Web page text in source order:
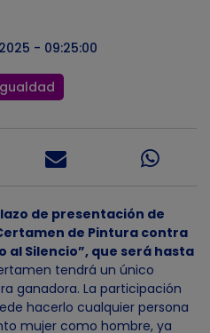
- 09:25:00
de presentación de
de Pintura contra
al Silencio”, que será hasta
tendrá un único
ganadora. La participación
hacerlo cualquier persona
mujer como hombre, ya